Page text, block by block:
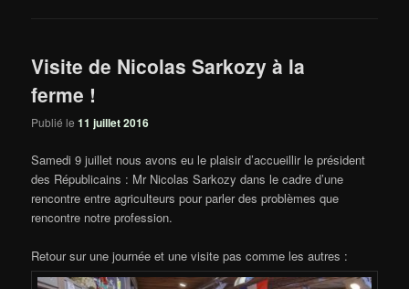
Visite de Nicolas Sarkozy à la
ferme !
Publié le11 juillet 2016
Samedi 9 juillet nous avons eu le plaisir d’accueillir le président
des Républicains : Mr Nicolas Sarkozy dans le cadre d’une
rencontre entre agriculteurs pour parler des problèmes que
rencontre notre profession.
Retour sur une journée et une visite pas comme les autres :